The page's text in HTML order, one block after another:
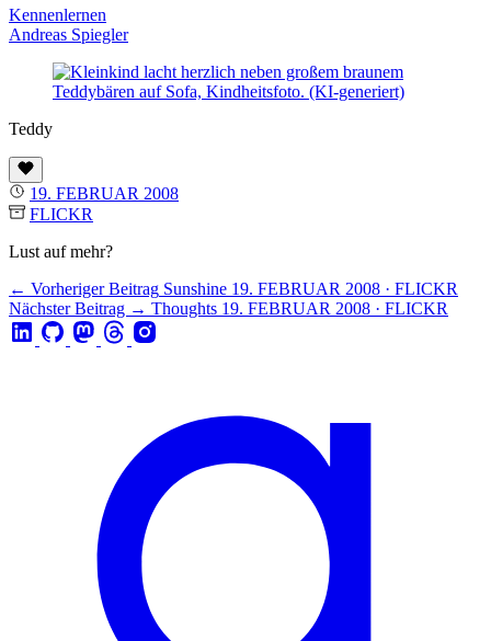
Kennenlernen
Andreas Spiegler
Teddy
19. FEBRUAR 2008
FLICKR
Lust auf mehr?
← Vorheriger Beitrag Sunshine 19. FEBRUAR 2008 · FLICKR
Nächster Beitrag → Thoughts 19. FEBRUAR 2008 · FLICKR